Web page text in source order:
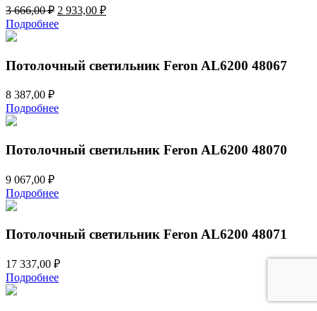
3 666,00₽ Первоначальная
цена
составляла
666,00 ₽.
2 933,00 ₽Текущая
Подробнее
Потолочный светильник Feron AL6200 48067
8 387,00 ₽
Подробнее
Потолочный светильник Feron AL6200 48070
9 067,00 ₽
Подробнее
Потолочный светильник Feron AL6200 48071
17 337,00 ₽
Подробнее